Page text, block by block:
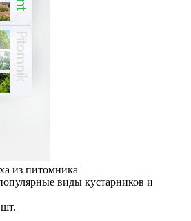
из питомника
виды кустарников и
шт.